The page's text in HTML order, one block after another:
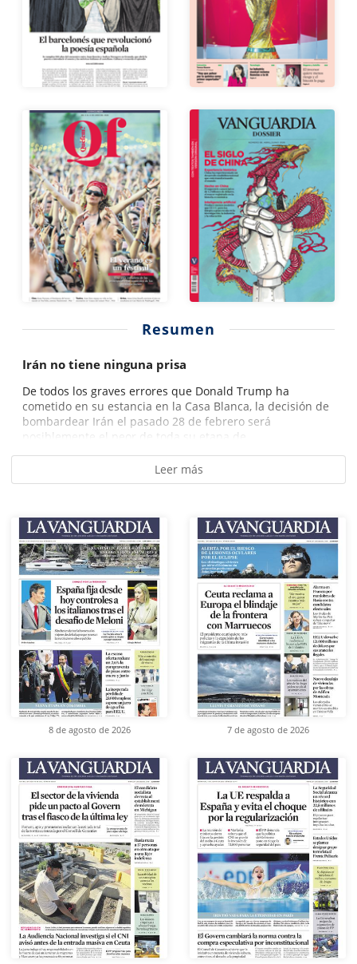
Resumen
Irán no tiene ninguna prisa
De todos los graves errores que Donald Trump ha
cometido en su estancia en la Casa Blanca, la decisión de
bombardear Irán el pasado 28 de febrero será
posiblemente el peor de toda su etapa de...
Leer más
8 de agosto de 2026 7 de agosto de 2026